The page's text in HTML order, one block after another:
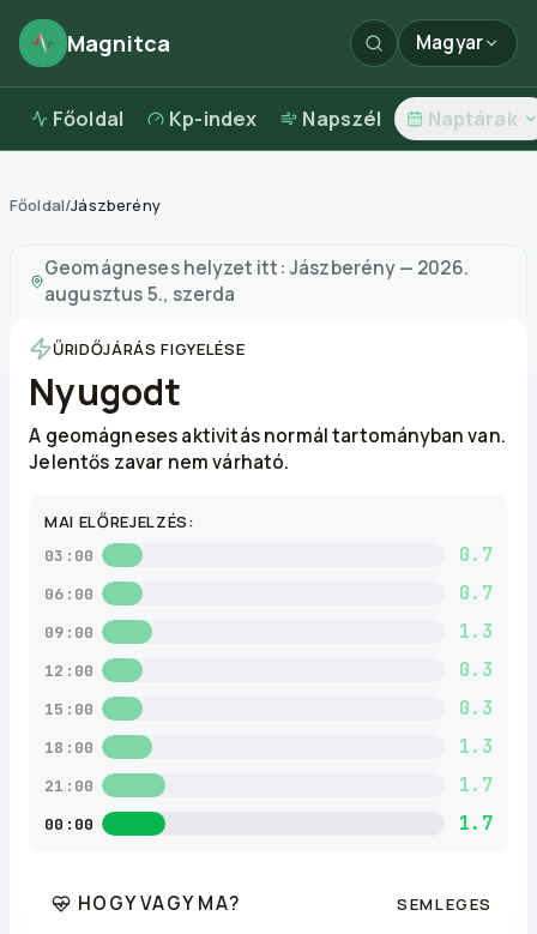
Magnitca Magyar
Főoldal Kp-index Napszél Naptárak
Főoldal/Jászberény
Geomágneses helyzet itt:Jászberény— 2026.
augusztus 5., szerda
ŰRIDŐJÁRÁS FIGYELÉSE
Nyugodt
A geomágneses aktivitás normál tartományban van.
Jelentős zavar nem várható.
MAI ELŐREJELZÉS:
03:00 0.7
06:00 0.7
09:00 1.3
12:00 0.3
15:00 0.3
18:00 1.3
21:00 1.7
00:00 1.7
HOGY VAGY MA? SEMLEGES